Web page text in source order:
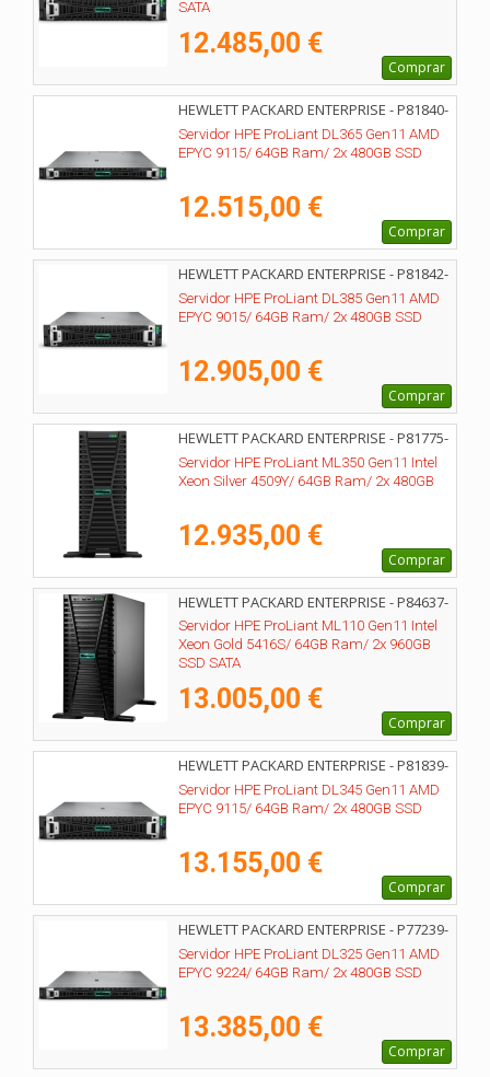
SATA
12.485,00 €
Comprar
HEWLETT PACKARD ENTERPRISE - P81840-
425
Servidor HPE ProLiant DL365 Gen11 AMD
EPYC 9115/ 64GB Ram/ 2x 480GB SSD
12.515,00 €
Comprar
HEWLETT PACKARD ENTERPRISE - P81842-
425
Servidor HPE ProLiant DL385 Gen11 AMD
EPYC 9015/ 64GB Ram/ 2x 480GB SSD
12.905,00 €
Comprar
HEWLETT PACKARD ENTERPRISE - P81775-
425
Servidor HPE ProLiant ML350 Gen11 Intel
Xeon Silver 4509Y/ 64GB Ram/ 2x 480GB
12.935,00 €
Comprar
HEWLETT PACKARD ENTERPRISE - P84637-
425
Servidor HPE ProLiant ML110 Gen11 Intel
Xeon Gold 5416S/ 64GB Ram/ 2x 960GB
SSD SATA
13.005,00 €
Comprar
HEWLETT PACKARD ENTERPRISE - P81839-
425
Servidor HPE ProLiant DL345 Gen11 AMD
EPYC 9115/ 64GB Ram/ 2x 480GB SSD
13.155,00 €
Comprar
HEWLETT PACKARD ENTERPRISE - P77239-
425
Servidor HPE ProLiant DL325 Gen11 AMD
EPYC 9224/ 64GB Ram/ 2x 480GB SSD
13.385,00 €
Comprar